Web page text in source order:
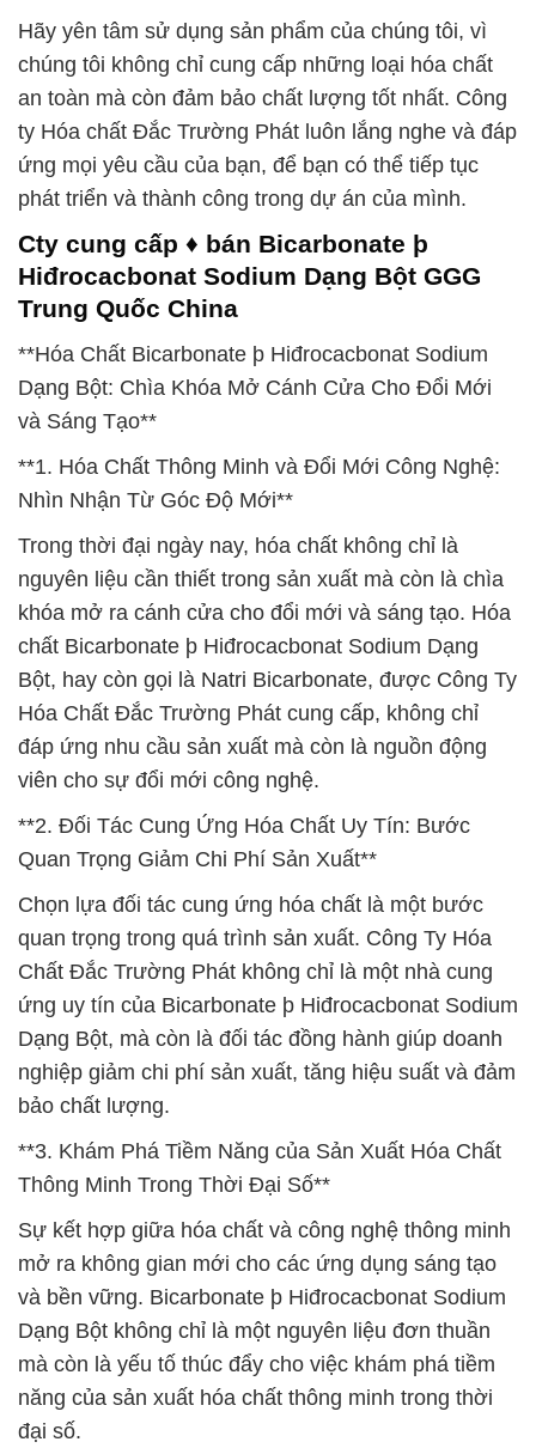
Hãy yên tâm sử dụng sản phẩm của chúng tôi, vì
chúng tôi không chỉ cung cấp những loại hóa chất
an toàn mà còn đảm bảo chất lượng tốt nhất. Công
ty Hóa chất Đắc Trường Phát luôn lắng nghe và đáp
ứng mọi yêu cầu của bạn, để bạn có thể tiếp tục
phát triển và thành công trong dự án của mình.
Cty cung cấp ♦ bán Bicarbonate þ
Hiđrocacbonat Sodium Dạng Bột GGG
Trung Quốc China
**Hóa Chất Bicarbonate þ Hiđrocacbonat Sodium
Dạng Bột: Chìa Khóa Mở Cánh Cửa Cho Đổi Mới
và Sáng Tạo**
**1. Hóa Chất Thông Minh và Đổi Mới Công Nghệ:
Nhìn Nhận Từ Góc Độ Mới**
Trong thời đại ngày nay, hóa chất không chỉ là
nguyên liệu cần thiết trong sản xuất mà còn là chìa
khóa mở ra cánh cửa cho đổi mới và sáng tạo. Hóa
chất Bicarbonate þ Hiđrocacbonat Sodium Dạng
Bột, hay còn gọi là Natri Bicarbonate, được Công Ty
Hóa Chất Đắc Trường Phát cung cấp, không chỉ
đáp ứng nhu cầu sản xuất mà còn là nguồn động
viên cho sự đổi mới công nghệ.
**2. Đối Tác Cung Ứng Hóa Chất Uy Tín: Bước
Quan Trọng Giảm Chi Phí Sản Xuất**
Chọn lựa đối tác cung ứng hóa chất là một bước
quan trọng trong quá trình sản xuất. Công Ty Hóa
Chất Đắc Trường Phát không chỉ là một nhà cung
ứng uy tín của Bicarbonate þ Hiđrocacbonat Sodium
Dạng Bột, mà còn là đối tác đồng hành giúp doanh
nghiệp giảm chi phí sản xuất, tăng hiệu suất và đảm
bảo chất lượng.
**3. Khám Phá Tiềm Năng của Sản Xuất Hóa Chất
Thông Minh Trong Thời Đại Số**
Sự kết hợp giữa hóa chất và công nghệ thông minh
mở ra không gian mới cho các ứng dụng sáng tạo
và bền vững. Bicarbonate þ Hiđrocacbonat Sodium
Dạng Bột không chỉ là một nguyên liệu đơn thuần
mà còn là yếu tố thúc đẩy cho việc khám phá tiềm
năng của sản xuất hóa chất thông minh trong thời
đại số.